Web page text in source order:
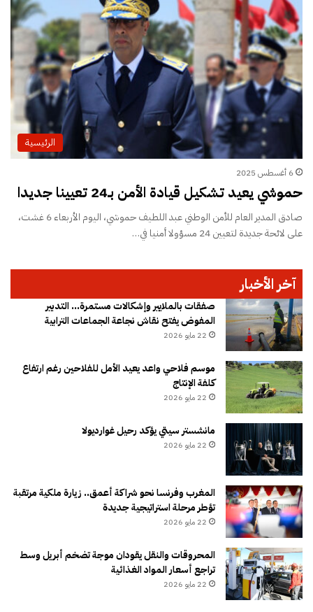
الرئيسية
6 أغسطس 2025
حموشي يعيد تشكيل قيادة الأمن بـ24 تعيينا جديدا
صادق المدير العام للأمن الوطني عبد اللطيف حموشي، اليوم الأربعاء 6 غشت،
على لائحة جديدة لتعيين 24 مسؤولا أمنيا في…
آخر الأخبار
صفقات بالملايير وإشكالات مستمرة… التدبير
المفوض يفتح نقاش نجاعة الجماعات الترابية
22 مايو 2026
موسم فلاحي واعد يعيد الأمل للفلاحين رغم ارتفاع
كلفة الإنتاج
22 مايو 2026
مانشستر سيتي يؤكد رحيل غوارديولا
22 مايو 2026
المغرب وفرنسا نحو شراكة أعمق.. زيارة ملكية مرتقبة
تؤطر مرحلة استراتيجية جديدة
22 مايو 2026
المحروقات والنقل يقودان موجة تضخم أبريل وسط
تراجع أسعار المواد الغذائية
22 مايو 2026